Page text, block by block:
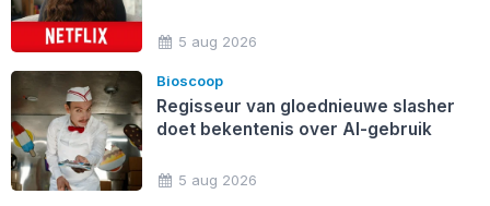
5 aug 2026
Bioscoop
Regisseur van gloednieuwe slasher
doet bekentenis over AI-gebruik
5 aug 2026